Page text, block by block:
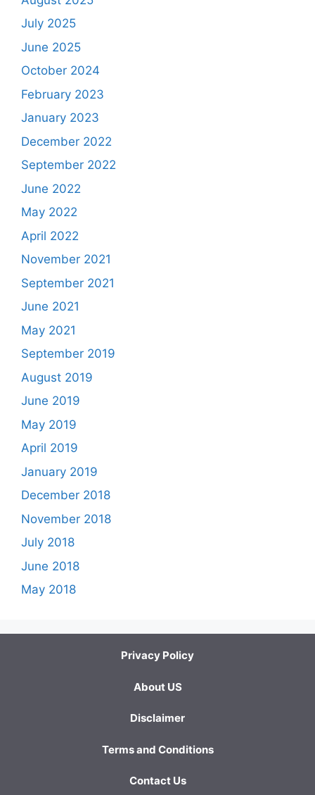
July 2025
June 2025
October 2024
February 2023
January 2023
December 2022
September 2022
June 2022
May 2022
April 2022
November 2021
September 2021
June 2021
May 2021
September 2019
August 2019
June 2019
May 2019
April 2019
January 2019
December 2018
November 2018
July 2018
June 2018
May 2018
Privacy Policy
About US
Disclaimer
Terms and Conditions
Contact Us